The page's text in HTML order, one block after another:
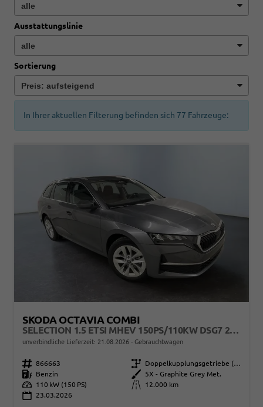
Ausstattungslinie
Sortierung
In Ihrer aktuellen Filterung befinden sich 77 Fahrzeuge:
SKODA OCTAVIA COMBI
SELECTION 1.5 ETSI MHEV 150PS/110KW DSG7 2026 +AHK+SUNSET+3-ZONE+RFK+KESSY+EL.HECK+BHZ. LENKRAD
unverbindliche Lieferzeit: 21.08.2026 Gebrauchtwagen
Fahrzeugnr. 866663 Getriebe
Doppelkupplungsgetriebe (DSG)
Kraftstoff
Benzin Außenfarbe
5X - Graphite Grey Met.
Leistung
110 kW (150 PS) Kilometerstand
12.000 km
23.03.2026